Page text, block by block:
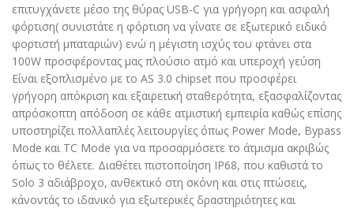
επιτυγχάνετε μέσο της θύρας USB-C για γρήγορη και ασφαλή
φόρτιση( συνιστάτε η φόρτιση να γίνατε σε εξωτερικό ειδικό
φορτιστή μπαταριών) ενώ η μέγιστη ισχύς του φτάνει στα
100W προσφέροντας μας πλούσιο ατμό και υπεροχή γεύση
Είναι εξοπλισμένο με το AS 3.0 chipset που προσφέρει
γρήγορη απόκριση και εξαιρετική σταθερότητα, εξασφαλίζοντας
απρόσκοπτη απόδοση σε κάθε ατμιστική εμπειρία καθώς επίσης
υποστηρίζει πολλαπλές λειτουργίες όπως Power Mode, Bypass
Mode και TC Mode για να προσαρμόσετε το άτμισμα ακριβώς
όπως το θέλετε. Διαθέτει πιστοποίηση IP68, που καθιστά το
Solo 3 αδιάβροχο, ανθεκτικό στη σκόνη και στις πτώσεις,
κάνοντάς το ιδανικό για εξωτερικές δραστηριότητες και